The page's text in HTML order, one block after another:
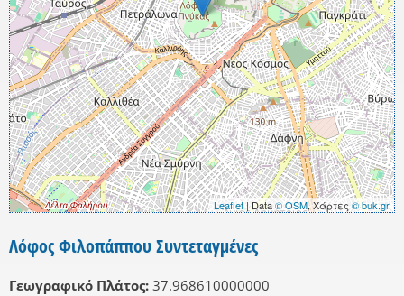
Leaflet| Data© OSM, Χάρτες© buk.gr
Λόφος Φιλοπάππου Συντεταγμένες
Γεωγραφικό Πλάτος: 37.968610000000